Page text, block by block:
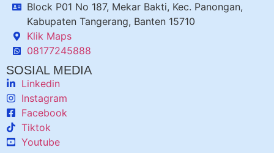
Block P01 No 187, Mekar Bakti, Kec. Panongan,
Kabupaten Tangerang, Banten 15710
Klik Maps
08177245888
SOSIAL MEDIA
Linkedin
Instagram
Facebook
Tiktok
Youtube